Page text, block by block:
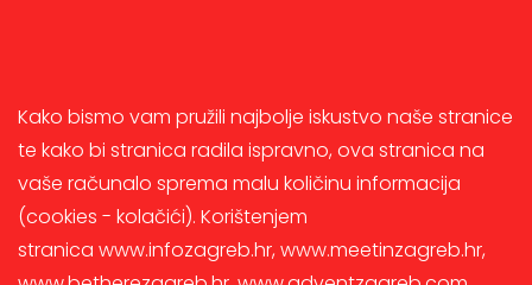
Kako bismo vam pružili najbolje iskustvo naše stranice
te kako bi stranica radila ispravno, ova stranica na
vaše računalo sprema malu količinu informacija
(cookies - kolačići). Korištenjem
stranica www.infozagreb.hr, www.meetinzagreb.hr,